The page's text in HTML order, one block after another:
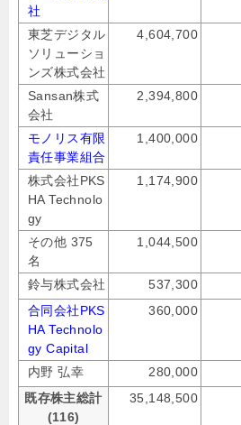
社
東芝デジタル
ソリューショ
ンズ株式会社
4,604,700
Sansan株式
会社
2,394,800
モノリス有限
責任事業組合
1,400,000
株式会社PKS
HA Technolo
gy
1,174,900
その他 375
名
1,044,500
鈴与株式会社 537,300
合同会社PKS
HA Technolo
gy Capital
360,000
内野 弘幸 280,000
既存株主総計
(116)
35,148,500